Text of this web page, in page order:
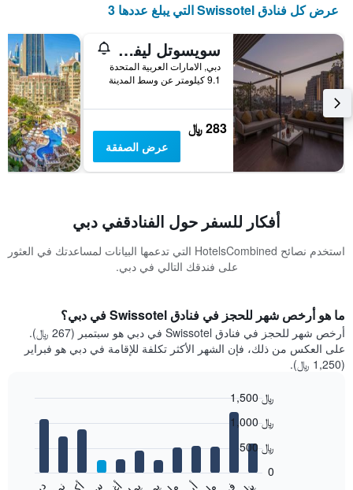
عرض كل فنادق Swissotel التي يبلغ عددها 3
سويسوتل ليفنج الغُرير
دبي, الامارات العربية المتحدة
9.1 كيلومتر عن وسط المدينة
283 ﷼
عرض الصفقة
أفكار للسفر حول الفنادقفي دبي
استخدم نصائح HotelsCombined التي تدعمها البيانات لمساعدتك في العثور
على فندقك التالي في دبي.
ما هو أرخص شهر للحجز في فنادق Swissotel في دبي؟
أرخص شهر للحجز في فنادق Swissotel في دبي هو سبتمبر (267 ﷼).
على العكس من ذلك، فإن الشهر الأكثر تكلفة للإقامة في دبي هو فبراير
(1,250 ﷼).
0
500 ﷼
1,000 ﷼
1,500 ﷼